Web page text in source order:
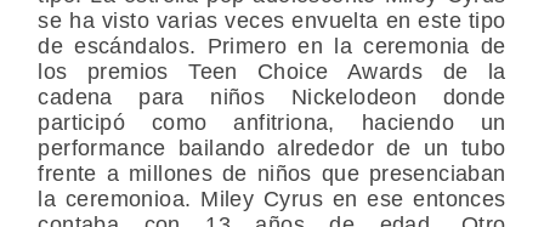
se ha visto varias veces envuelta en este tipo
de escándalos. Primero en la ceremonia de
los premios Teen Choice Awards de la
cadena para niños Nickelodeon donde
participó como anfitriona, haciendo un
performance bailando alrededor de un tubo
frente a millones de niños que presenciaban
la ceremonioa. Miley Cyrus en ese entonces